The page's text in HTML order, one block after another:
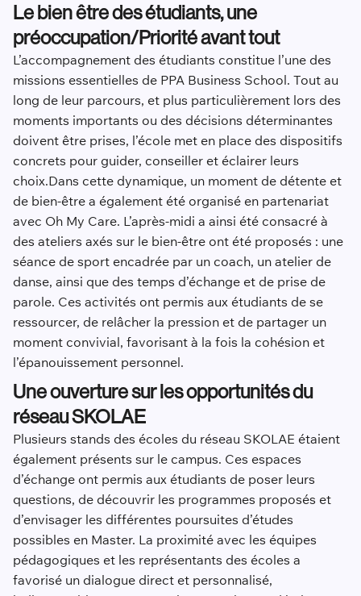
Le bien être des étudiants, une
préoccupation/Priorité avant tout
L’accompagnement des étudiants constitue l’une des
missions essentielles de PPA Business School. Tout au
long de leur parcours, et plus particulièrement lors des
moments importants ou des décisions déterminantes
doivent être prises, l’école met en place des dispositifs
concrets pour guider, conseiller et éclairer leurs
choix.Dans cette dynamique, un moment de détente et
de bien-être a également été organisé en partenariat
avec Oh My Care. L’après-midi a ainsi été consacré à
des ateliers axés sur le bien-être ont été proposés : une
séance de sport encadrée par un coach, un atelier de
danse, ainsi que des temps d’échange et de prise de
parole. Ces activités ont permis aux étudiants de se
ressourcer, de relâcher la pression et de partager un
moment convivial, favorisant à la fois la cohésion et
l’épanouissement personnel.
Une ouverture sur les opportunités du
réseau SKOLAE
Plusieurs stands des écoles du réseau SKOLAE étaient
également présents sur le campus. Ces espaces
d’échange ont permis aux étudiants de poser leurs
questions, de découvrir les programmes proposés et
d’envisager les différentes poursuites d’études
possibles en Master. La proximité avec les équipes
pédagogiques et les représentants des écoles a
favorisé un dialogue direct et personnalisé,